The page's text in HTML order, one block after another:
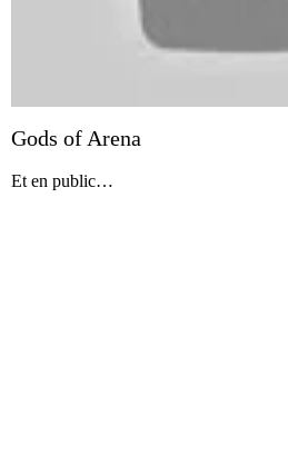
Gods of Arena
Et en public…